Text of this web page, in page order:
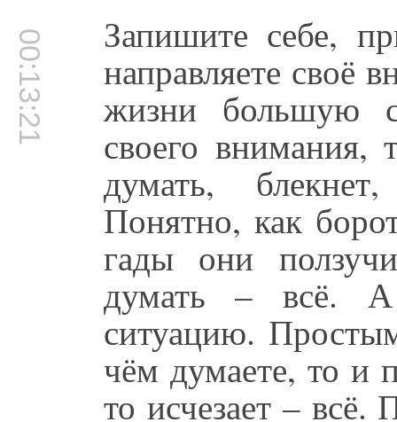
00:13:21 Запишите себе,
направляете своё
жизни большую
своего внимания,
думать,
Понятно, как
гады они
думать – всё. А
ситуацию.
чём думаете, то и
то исчезает – всё.